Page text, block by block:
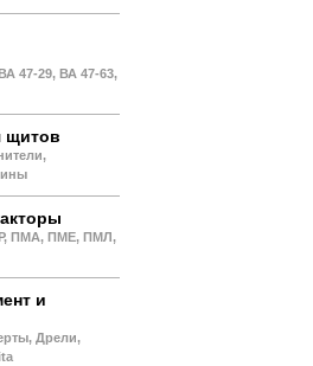
47-29, ВА 47-63,
щитов
ПМА, ПМЕ, ПМЛ,
и
Дрели,